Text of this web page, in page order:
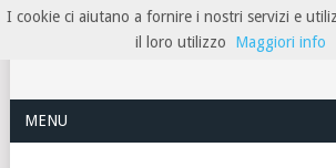
MENU
I cookie ci aiutano a fornire i nostri servizi e
il loro utilizzo
Maggiori info